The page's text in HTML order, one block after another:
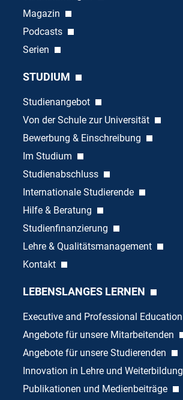
Magazin
Podcasts
Serien
STUDIUM
Studienangebot
Von der Schule zur Universität
Bewerbung & Einschreibung
Im Studium
Studienabschluss
Internationale Studierende
Hilfe & Beratung
Studienfinanzierung
Lehre & Qualitätsmanagement
Kontakt
LEBENSLANGES LERNEN
Executive and Professional Education
Angebote für unsere Mitarbeitenden
Angebote für unsere Studierenden
Innovation in Lehre und Weiterbildung
Publikationen und Medienbeiträge